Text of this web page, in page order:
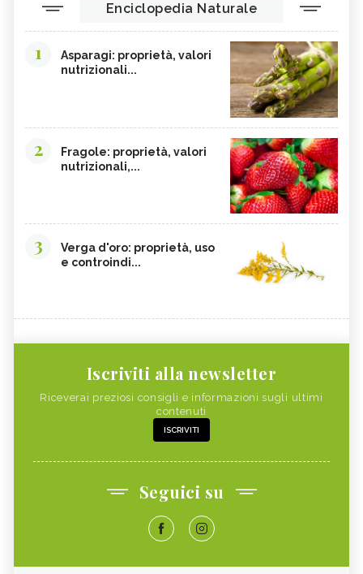
Enciclopedia Naturale
1
Asparagi: proprietà, valori
nutrizionali...
2
Fragole: proprietà, valori
nutrizionali,...
3
Verga d'oro: proprietà, uso
e controindi...
Iscriviti alla newsletter
Riceverai preziosi consigli e informazioni sugli ultimi
contenuti
ISCRIVITI
Seguici su